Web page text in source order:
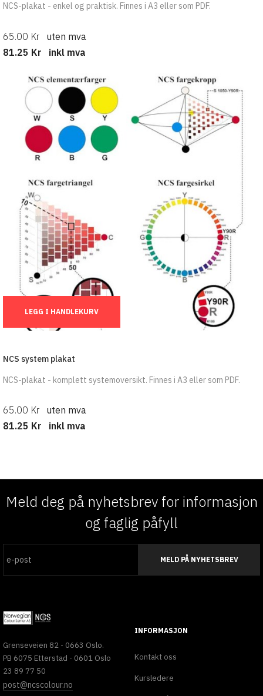
NCS-plakat - enkel og praktisk. Finnes i A3 eller som PDF.
65.00 Kr
uten mva
81.25 Kr
inkl mva
LEGG I HANDLEKURV
NCS system plakat
NCS-plakat - komplett systemoversikt. Finnes i A3 eller som PDF.
65.00 Kr
uten mva
81.25 Kr
inkl mva
Meld deg på nyhetsbrev for informasjon
og faglig påfyll
MELD PÅ NYHETSBREV
Grenseveien 82 - 0663 Oslo.
PB 6075 Etterstad - 0601 Oslo
23 89 77 50
post@ncscolour.no
INFORMASJON
Kontakt oss
Kursledere